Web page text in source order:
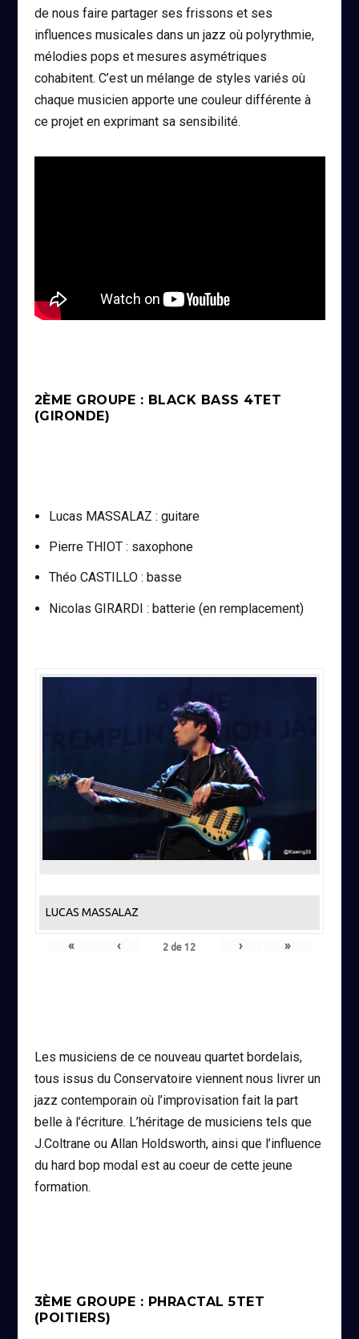
de nous faire partager ses frissons et ses
influences musicales dans un jazz où polyrythmie,
mélodies pops et mesures asymétriques
cohabitent. C’est un mélange de styles variés où
chaque musicien apporte une couleur différente à
ce projet en exprimant sa sensibilité.
2ÈME GROUPE : BLACK BASS 4TET
(GIRONDE)
Lucas MASSALAZ : guitare
Pierre THIOT : saxophone
Théo CASTILLO : basse
Nicolas GIRARDI : batterie (en remplacement)
LUCAS MASSALAZ
« ‹ 2 de12 › »
Les musiciens de ce nouveau quartet bordelais,
tous issus du Conservatoire viennent nous livrer un
jazz contemporain où l’improvisation fait la part
belle à l’écriture. L’héritage de musiciens tels que
J.Coltrane ou Allan Holdsworth, ainsi que l’influence
du hard bop modal est au coeur de cette jeune
formation.
3ÈME GROUPE : PHRACTAL 5TET
(POITIERS)